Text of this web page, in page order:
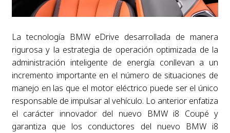
La tecnología BMW eDrive desarrollada de manera
rigurosa y la estrategia de operación optimizada de la
administración inteligente de energía conllevan a un
incremento importante en el número de situaciones de
manejo en las que el motor eléctrico puede ser el único
responsable de impulsar al vehículo. Lo anterior enfatiza
el carácter innovador del nuevo BMW i8 Coupé y
garantiza que los conductores del nuevo BMW i8